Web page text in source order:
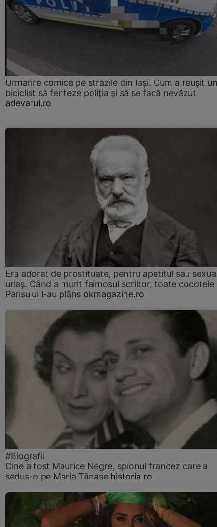
Urmărire comică pe străzile din Iași. Cum a reușit un
biciclist să fenteze poliția și să se facă nevăzut
adevarul.ro
Era adorat de prostituate, pentru apetitul său
uriaș. Când a murit faimosul scriitor, toate cocotele
Parisului l-au plâns okmagazine.ro
#Biografii
Cine a fost Maurice Nègre, spionul francez care a
sedus-o pe Maria Tănase historia.ro